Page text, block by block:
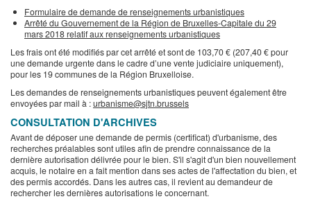
Formulaire de demande de renseignements urbanistiques
Arrêté du Gouvernement de la Région de Bruxelles-Capitale du 29
mars 2018 relatif aux renseignements urbanistiques
Les frais ont été modifiés par cet arrêté et sont de 103,70 € (207,40 € pour
une demande urgente dans le cadre d’une vente judiciaire uniquement),
pour les 19 communes de la Région Bruxelloise.
Les demandes de renseignements urbanistiques peuvent également être
envoyées par mail à :urbanisme@sjtn.brussels
CONSULTATION D'ARCHIVES
Avant de déposer une demande de permis (certificat) d'urbanisme, des
recherches préalables sont utiles afin de prendre connaissance de la
dernière autorisation délivrée pour le bien. S'il s'agit d'un bien nouvellement
acquis, le notaire en a fait mention dans ses actes de l'affectation du bien, et
des permis accordés. Dans les autres cas, il revient au demandeur de
rechercher les dernières autorisations le concernant.